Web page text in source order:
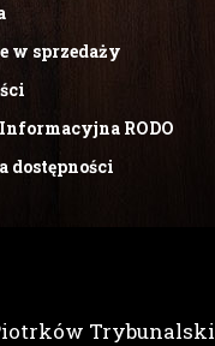
w sprzedaży
RODO
dostępności
Trybunalski